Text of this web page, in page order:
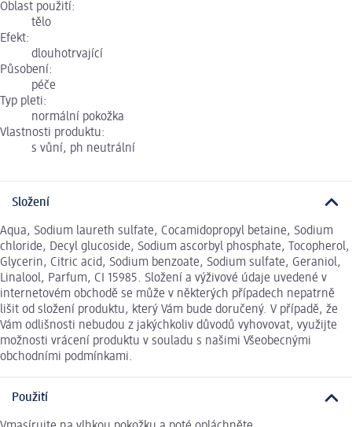
Oblast použití:
tělo
Efekt:
dlouhotrvající
Působení:
péče
Typ pleti:
normální pokožka
Vlastnosti produktu:
s vůní, ph neutrální
Složení
Aqua, Sodium laureth sulfate, Cocamidopropyl betaine, Sodium
chloride, Decyl glucoside, Sodium ascorbyl phosphate, Tocopherol,
Glycerin, Citric acid, Sodium benzoate, Sodium sulfate, Geraniol,
Linalool, Parfum, CI 15985. Složení a výživové údaje uvedené v
internetovém obchodě se může v některých případech nepatrně
lišit od složení produktu, který Vám bude doručený. V případě, že
Vám odlišnosti nebudou z jakýchkoliv důvodů vyhovovat, využijte
možnosti vrácení produktu v souladu s našimi Všeobecnými
obchodními podmínkami.
Použití